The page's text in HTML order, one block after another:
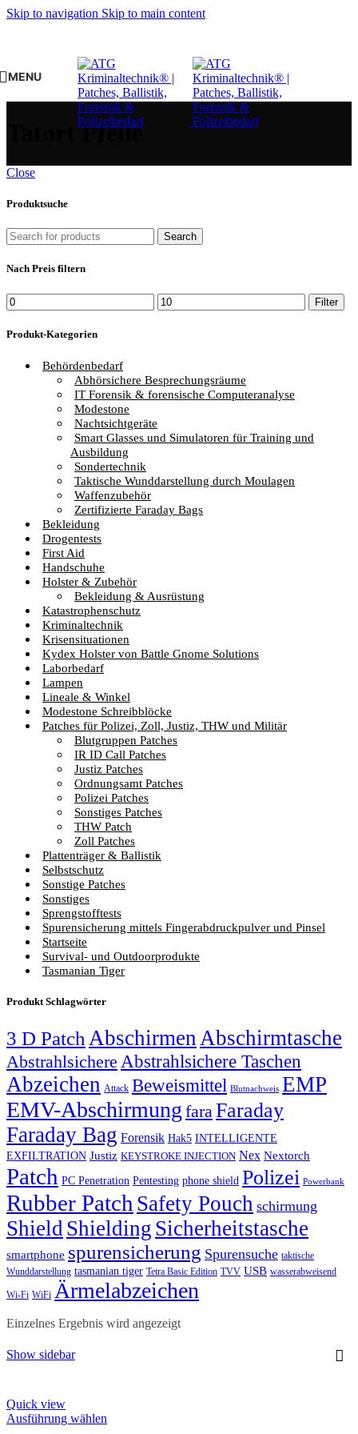
Skip to navigation Skip to main content
MENU
Tatort Pfeile
Close
Produktsuche
Search
Nach Preis filtern
Min.
Preis
Max.
Preis
Filter
Produkt-Kategorien
Behördenbedarf
Abhörsichere Besprechungsräume
IT Forensik & forensische Computeranalyse
Modestone
Nachtsichtgeräte
Smart Glasses und Simulatoren für Training und
Ausbildung
Sondertechnik
Taktische Wunddarstellung durch Moulagen
Waffenzubehör
Zertifizierte Faraday Bags
Bekleidung
Drogentests
First Aid
Handschuhe
Holster & Zubehör
Bekleidung & Ausrüstung
Katastrophenschutz
Kriminaltechnik
Krisensituationen
Kydex Holster von Battle Gnome Solutions
Laborbedarf
Lampen
Lineale & Winkel
Modestone Schreibblöcke
Patches für Polizei, Zoll, Justiz, THW und Militär
Blutgruppen Patches
IR ID Call Patches
Justiz Patches
Ordnungsamt Patches
Polizei Patches
Sonstiges Patches
THW Patch
Zoll Patches
Plattenträger & Ballistik
Selbstschutz
Sonstige Patches
Sonstiges
Sprengstofftests
Spurensicherung mittels Fingerabdruckpulver und Pinsel
Startseite
Survival- und Outdoorprodukte
Tasmanian Tiger
Produkt Schlagwörter
3 D Patch AbschirmenAbschirmtasche
Abstrahlsichere Abstrahlsichere Taschen
Abzeichen Attack Beweismittel Blutnachweis EMP
EMV-Abschirmung faraFaraday
Faraday Bag Forensik Hak5 INTELLIGENTE
EXFILTRATION Justiz KEYSTROKE INJECTION Nex Nextorch
Patch PC Penetration Pentesting phone shield Polizei Powerbank
Rubber Patch Safety Pouch schirmung
ShieldShielding Sicherheitstasche
smartphone spurensicherung Spurensuche taktische
Wunddarstellung tasmanian tiger Tetra Basic Edition TVV USB wasserabweisend
Wi-Fi WiFi Ärmelabzeichen
Einzelnes Ergebnis wird angezeigt
Show sidebar
Quick view
Ausführung wählen